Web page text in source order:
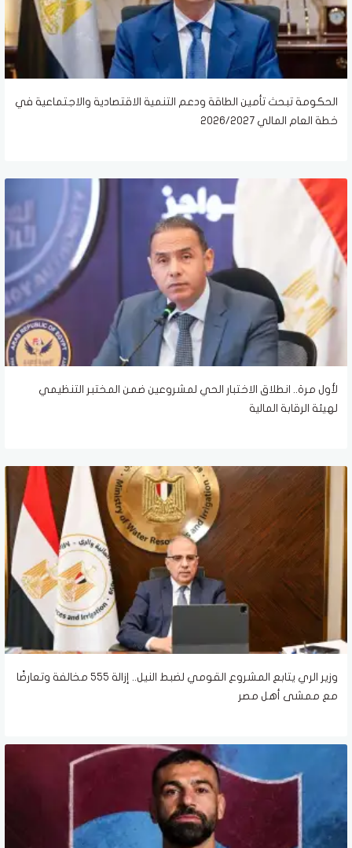
الحكومة تبحث تأمين الطاقة ودعم التنمية الاقتصادية والاجتماعية في
خطة العام المالي 2026/2027
لأول مرة.. انطلاق الاختبار الحي لمشروعين ضمن المختبر التنظيمي
لهيئة الرقابة المالية
وزير الري يتابع المشروع القومي لضبط النيل.. إزالة 555 مخالفة وتعارضًا
مع ممشى أهل مصر